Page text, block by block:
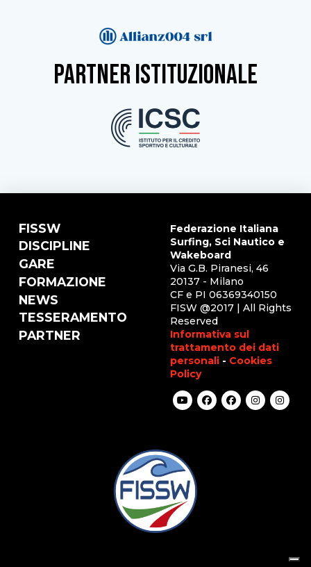
partner istituzionale
FISSW
DISCIPLINE
GARE
FORMAZIONE
NEWS
TESSERAMENTO
PARTNER
Federazione Italiana
Surfing, Sci Nautico e
Wakeboard
Via G.B. Piranesi, 46
20137 - Milano
CF e PI 06369340150
FISW @2017 | All Rights
Reserved
Informativa sul
trattamento dei dati
personali - Cookies
Policy